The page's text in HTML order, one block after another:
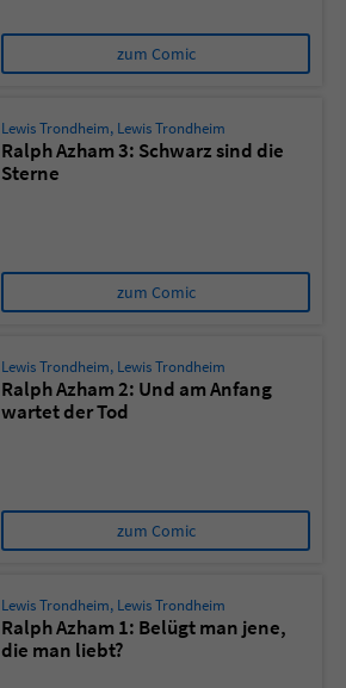
zum Comic
Lewis Trondheim, Lewis Trondheim
Ralph Azham 3: Schwarz sind die
Sterne
zum Comic
Lewis Trondheim, Lewis Trondheim
Ralph Azham 2: Und am Anfang
wartet der Tod
zum Comic
Lewis Trondheim, Lewis Trondheim
Ralph Azham 1: Belügt man jene,
die man liebt?